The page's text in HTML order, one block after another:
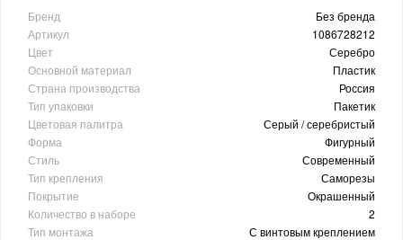
Бренд
Без бренда
Артикул
1086728212
Цвет
Серебро
Основной материал
Пластик
Страна производства
Россия
Тип упаковки
Пакетик
Цветовая палитра
Серый / серебристый
Форма
Фигурный
Стиль
Современный
Тип крепления
Саморезы
Покрытие
Окрашенный
Количество в наборе
2
Тип монтажа
С винтовым креплением